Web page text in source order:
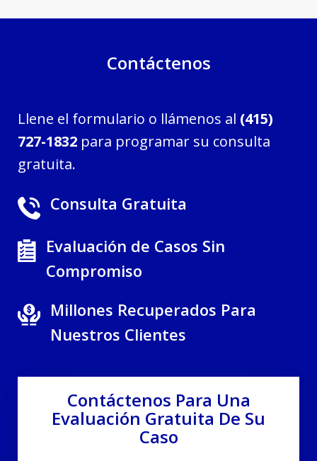
Contáctenos
Llene el formulario o llámenos al (415)
727-1832 para programar su consulta
gratuita.
Consulta Gratuita
Evaluación de Casos Sin
Compromiso
Millones Recuperados Para
Nuestros Clientes
Contáctenos Para Una
Evaluación Gratuita De Su
Caso